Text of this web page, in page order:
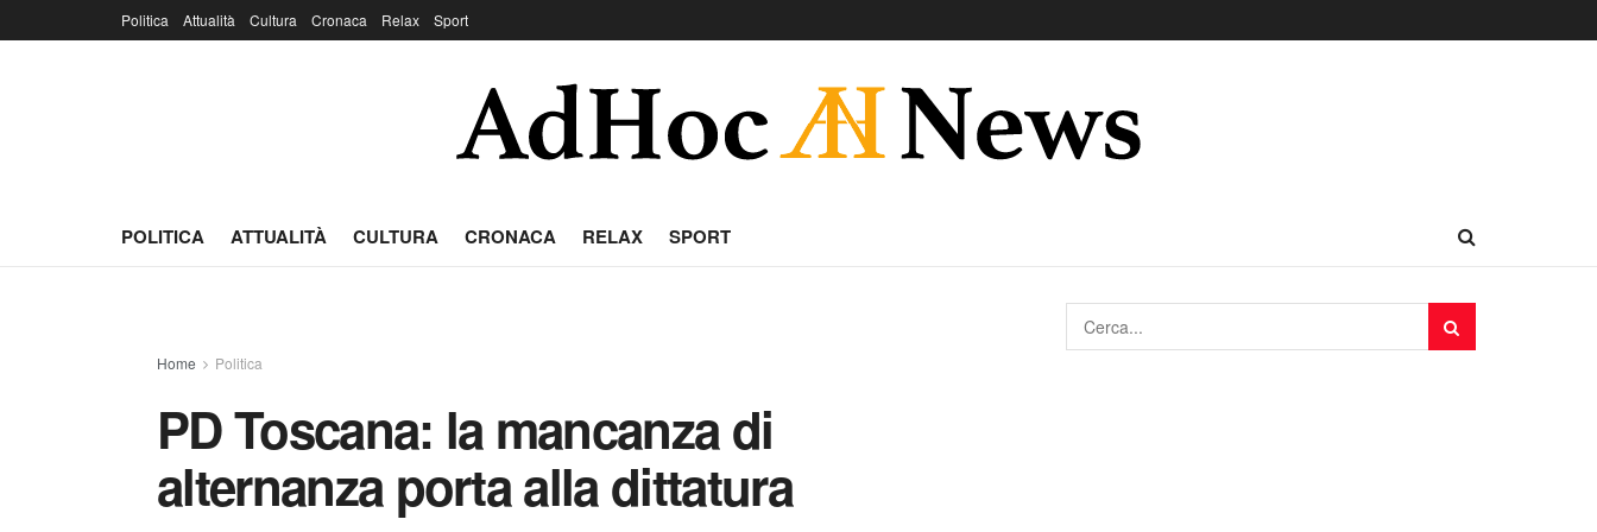
Politica Attualità Cultura Cronaca Relax Sport
POLITICA ATTUALITÀ CULTURA CRONACA RELAX SPORT
Home Politica
PD Toscana: la mancanza di
alternanza porta alla dittatura